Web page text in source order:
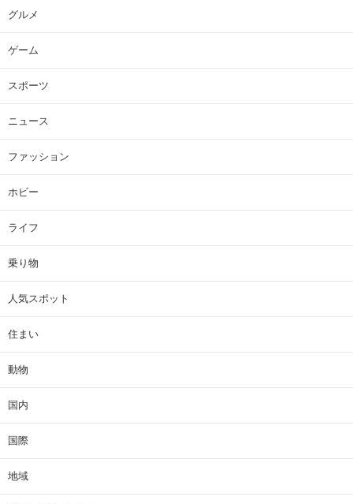
グルメ
ゲーム
スポーツ
ニュース
ファッション
ホビー
ライフ
乗り物
人気スポット
住まい
動物
国内
国際
地域